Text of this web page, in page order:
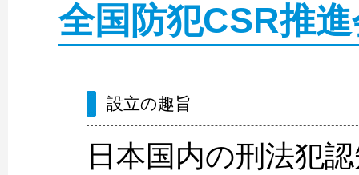
全国防犯CSR推
設立の趣旨
日本国内の刑法犯